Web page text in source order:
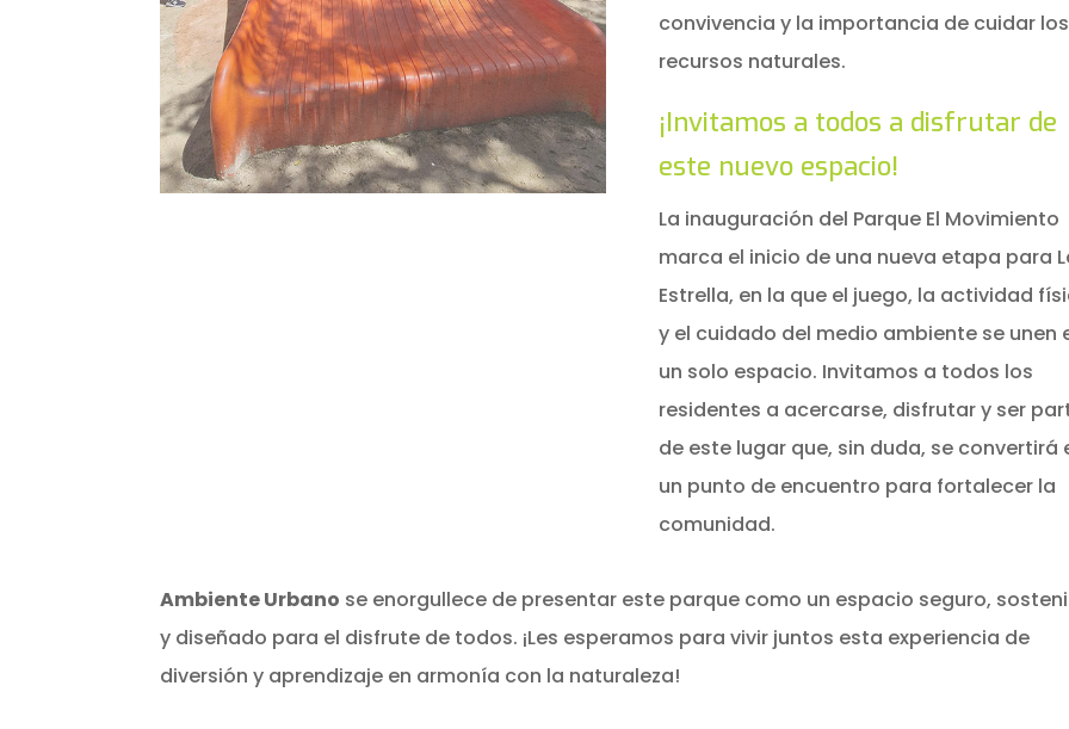
convivencia y la importancia de cuidar los
recursos naturales.
¡Invitamos a todos a disfrutar de
este nuevo espacio!
La inauguración del Parque El Movimiento
marca el inicio de una nueva etapa para
Estrella, en la que el juego, la actividad
y el cuidado del medio ambiente se unen
un solo espacio. Invitamos a todos los
residentes a acercarse, disfrutar y ser
de este lugar que, sin duda, se convertirá
un punto de encuentro para fortalecer la
comunidad.
Ambiente Urbano se enorgullece de presentar este parque como un espacio seguro,
y diseñado para el disfrute de todos. ¡Les esperamos para vivir juntos esta experiencia de
diversión y aprendizaje en armonía con la naturaleza!